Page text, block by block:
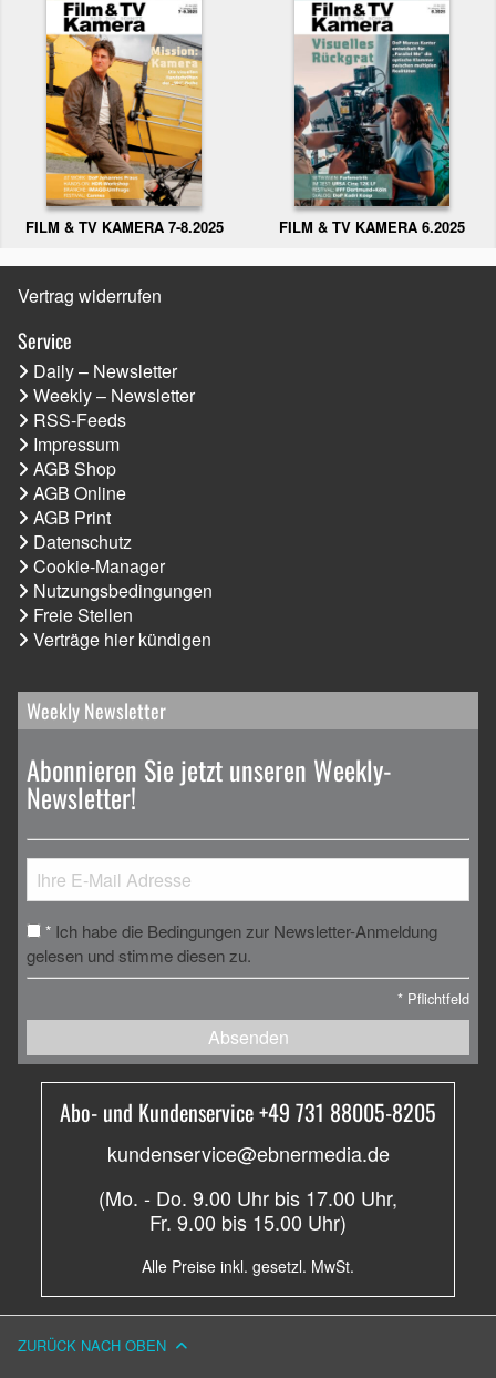
FILM & TV KAMERA 7-8.2025 FILM & TV KAMERA 6.2025
Vertrag widerrufen
Service
Daily – Newsletter
Weekly – Newsletter
RSS-Feeds
Impressum
AGB Shop
AGB Online
AGB Print
Datenschutz
Cookie-Manager
Nutzungsbedingungen
Freie Stellen
Verträge hier kündigen
Weekly Newsletter
Abonnieren Sie jetzt unseren Weekly-
Newsletter!
* Ich habe die Bedingungen zur Newsletter-Anmeldung
gelesen und stimme diesen zu.
* Pflichtfeld
Absenden
Abo- und Kundenservice +49 731 88005-8205
kundenservice@ebnermedia.de
(Mo. - Do. 9.00 Uhr bis 17.00 Uhr,
Fr. 9.00 bis 15.00 Uhr)
Alle Preise inkl. gesetzl. MwSt.
ZURÜCK NACH OBEN